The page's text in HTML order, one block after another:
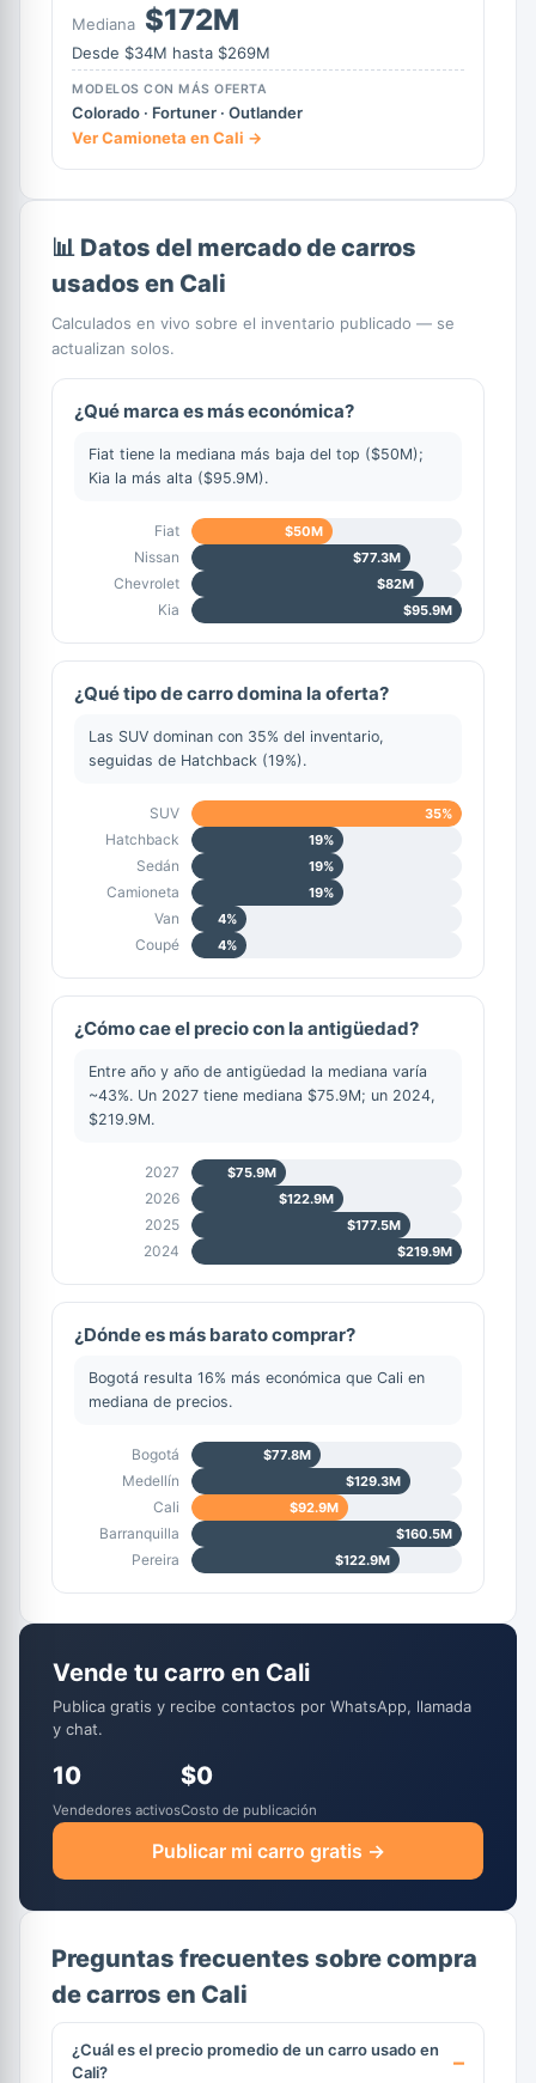
Mediana $172M
Desde $34M hasta $269M
MODELOS CON MÁS OFERTA
Colorado · Fortuner · Outlander
Ver Camioneta en Cali →
📊 Datos del mercado de carros
usados en Cali
Calculados en vivo sobre el inventario publicado — se
actualizan solos.
¿Qué marca es más económica?
Fiat tiene la mediana más baja del top ($50M);
Kia la más alta ($95.9M).
Fiat $50M
Nissan $77.3M
Chevrolet $82M
Kia $95.9M
¿Qué tipo de carro domina la oferta?
Las SUV dominan con 35% del inventario,
seguidas de Hatchback (19%).
SUV 35%
Hatchback 19%
Sedán 19%
Camioneta 19%
Van 4%
Coupé 4%
¿Cómo cae el precio con la antigüedad?
Entre año y año de antigüedad la mediana varía
~43%. Un 2027 tiene mediana $75.9M; un 2024,
$219.9M.
2027 $75.9M
2026 $122.9M
2025 $177.5M
2024 $219.9M
¿Dónde es más barato comprar?
Bogotá resulta 16% más económica que Cali en
mediana de precios.
Bogotá $77.8M
Medellín $129.3M
Cali $92.9M
Barranquilla $160.5M
Pereira $122.9M
Vende tu carro en Cali
Publica gratis y recibe contactos por WhatsApp, llamada
y chat.
10
Vendedores activos
$0
Costo de publicación
Publicar mi carro gratis →
Preguntas frecuentes sobre compra
de carros en Cali
¿Cuál es el precio promedio de un carro usado en
Cali?